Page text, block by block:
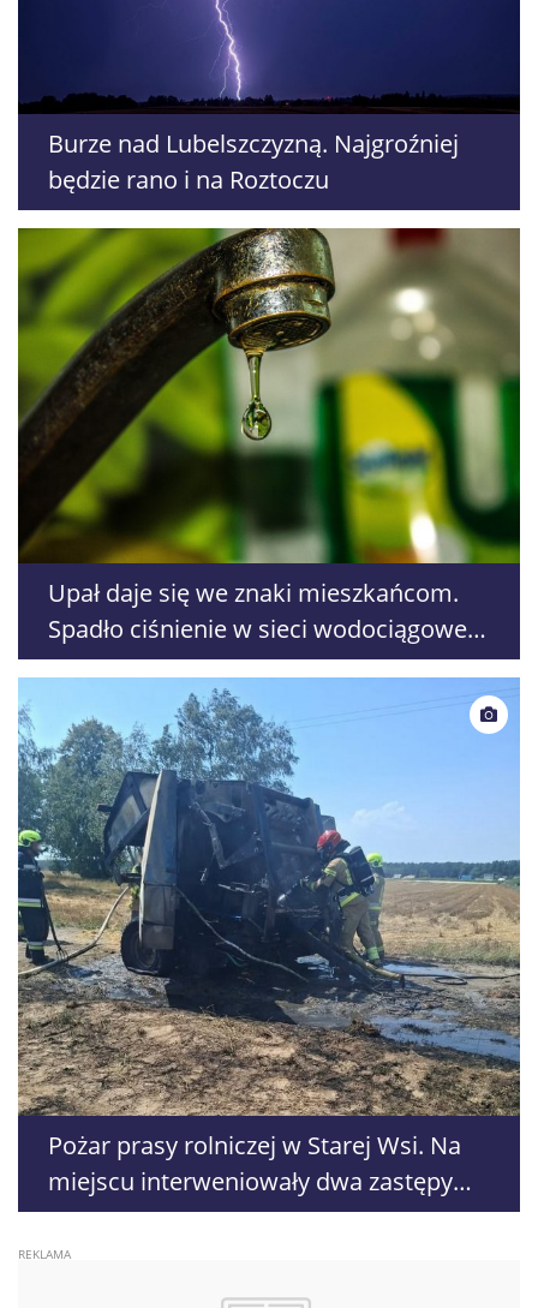
Burze nad Lubelszczyzną. Najgroźniej
będzie rano i na Roztoczu
Upał daje się we znaki mieszkańcom.
Spadło ciśnienie w sieci wodociągowej,
PGK Wólka apeluje o oszczędzanie
Pożar prasy rolniczej w Starej Wsi. Na
miejscu interweniowały dwa zastępy
straży pożarnej